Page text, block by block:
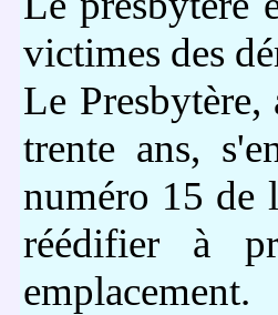
victimes des
Le
trente ans,
numéro 15 de
réédifier à
emplacement.